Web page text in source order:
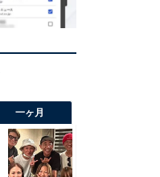
一ヶ月